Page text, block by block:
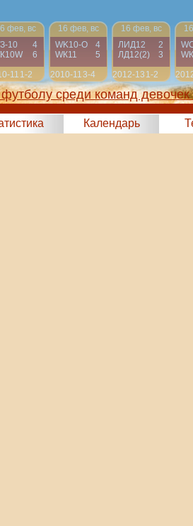
фев, вс
10
4
6
11 1-2
16 фев, вс
WK10-О
4
WК11
5
2010-113-4
16 фев, вс
ЛИД12
2
ЛД12(2)
3
2012-13 1-2
среди команд
Календарь